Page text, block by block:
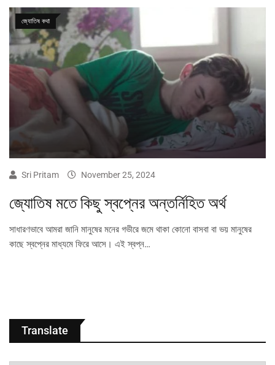
জ্যোতিষ কথা
Sri Pritam November 25, 2024
জ্যোতিষ মতে কিছু স্বপ্নের অন্তর্নিহিত অর্থ
সাধারণভাবে আমরা জানি মানুষের মনের গভীরে জমে থাকা কোনো বাসবা বা ভয় মানুষের
কাছে স্বপ্নের মাধ্যমে ফিরে আসে। এই স্বপ্ন…
Translate